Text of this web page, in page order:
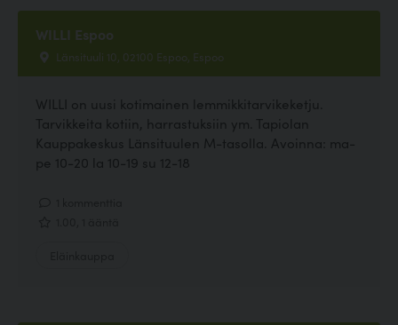
WILLI Espoo
Länsituuli 10, 02100 Espoo, Espoo
WILLI on uusi kotimainen lemmikkitarvikeketju.
Tarvikkeita kotiin, harrastuksiin ym. Tapiolan
Kauppakeskus Länsituulen M-tasolla. Avoinna: ma-
pe 10-20 la 10-19 su 12-18